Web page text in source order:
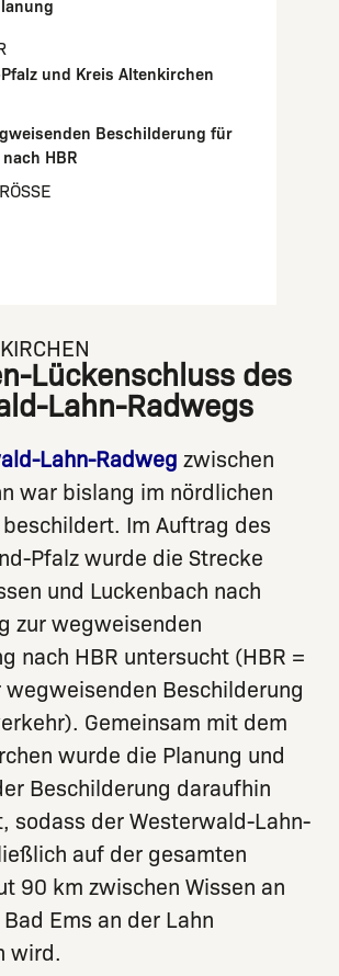
und Kreis Altenkirchen
Beschilderung für
HBR
Lückenschluss des
Lahn-Radwegs
Lahn-Radweg zwischen
war bislang im nördlichen
Im Auftrag des
Pfalz wurde die Strecke
und Luckenbach nach
zur wegweisenden
nach HBR untersucht (HBR =
wegweisenden Beschilderung
Gemeinsam mit dem
wurde die Planung und
Beschilderung daraufhin
sodass der Westerwald-Lahn-
auf der gesamten
90 km zwischen Wissen an
Ems an der Lahn
wird.